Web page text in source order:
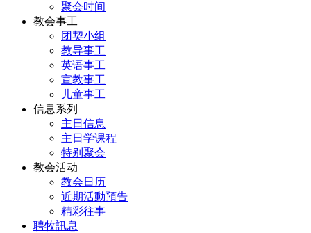
聚会时间
教会事工
团契小组
教导事工
英语事工
宣教事工
儿童事工
信息系列
主日信息
主日学课程
特别聚会
教会活动
教会日历
近期活動預告
精彩往事
聘牧訊息